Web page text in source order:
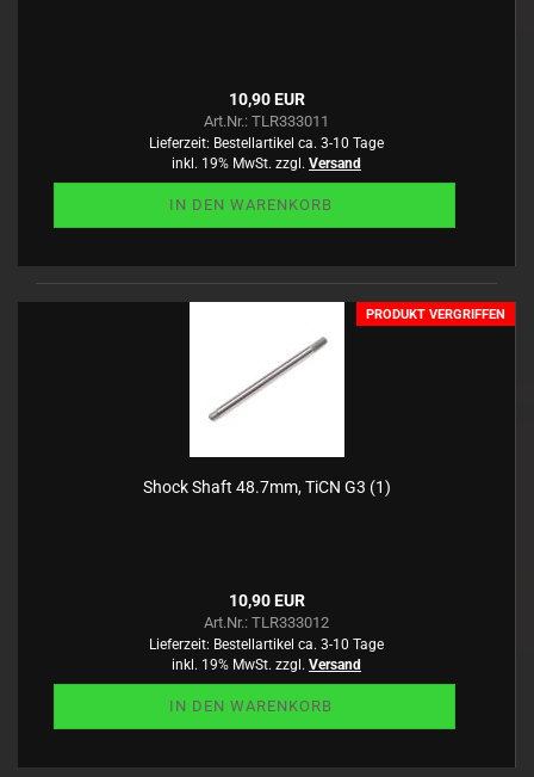
10,90 EUR
Art.Nr.: TLR333011
Lieferzeit: Bestellartikel ca. 3-10 Tage
inkl. 19% MwSt. zzgl. Versand
IN DEN WARENKORB
PRODUKT VERGRIFFEN
Shock Shaft 48.7mm, TiCN G3 (1)
10,90 EUR
Art.Nr.: TLR333012
Lieferzeit: Bestellartikel ca. 3-10 Tage
inkl. 19% MwSt. zzgl. Versand
IN DEN WARENKORB